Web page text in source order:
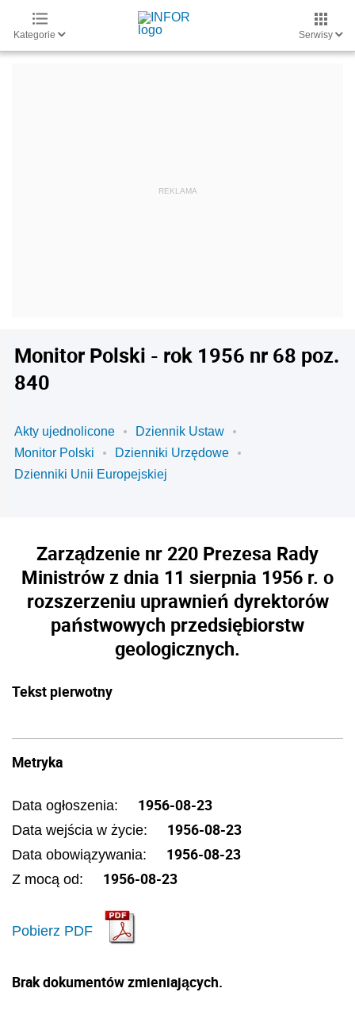
Kategorie Serwisy
Monitor Polski - rok 1956 nr 68 poz.
840
Akty ujednolicone
Dziennik Ustaw
Monitor Polski
Dzienniki Urzędowe
Dzienniki Unii Europejskiej
Zarządzenie nr 220 Prezesa Rady
Ministrów z dnia 11 sierpnia 1956 r. o
rozszerzeniu uprawnień dyrektorów
państwowych przedsiębiorstw
geologicznych.
Tekst pierwotny
Metryka
Data ogłoszenia: 1956-08-23
Data wejścia w życie: 1956-08-23
Data obowiązywania: 1956-08-23
Z mocą od: 1956-08-23
Pobierz PDF
Brak dokumentów zmieniających.